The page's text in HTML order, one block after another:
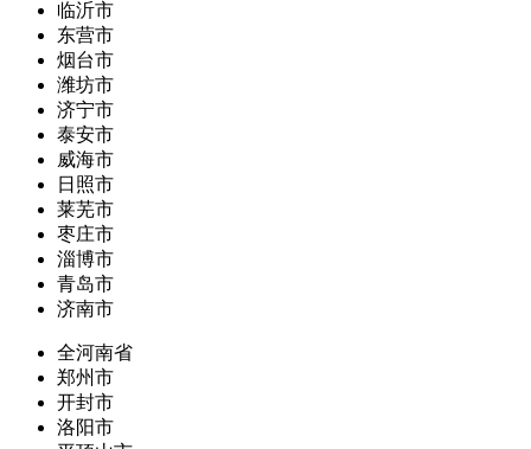
临沂市
东营市
烟台市
潍坊市
济宁市
泰安市
威海市
日照市
莱芜市
枣庄市
淄博市
青岛市
济南市
全河南省
郑州市
开封市
洛阳市